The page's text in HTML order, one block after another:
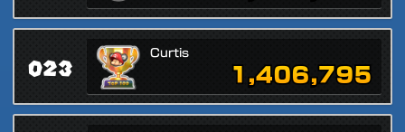
023
Curtis
1,406,795